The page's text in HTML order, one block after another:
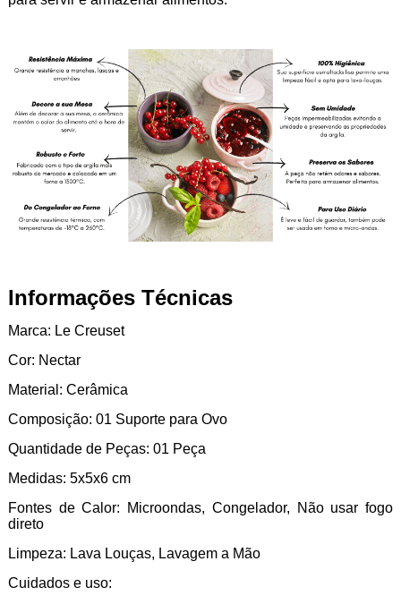
Informações Técnicas
Marca: Le Creuset
Cor: Nectar
Material: Cerâmica
Composição: 01 Suporte para Ovo
Quantidade de Peças: 01 Peça
Medidas: 5x5x6 cm
Fontes de Calor:
Microondas, Congelador, Não usar fogo
direto
Limpeza: Lava Louças, Lavagem a Mão
Cuidados e uso: